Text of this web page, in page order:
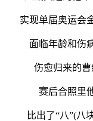
实现单届奥运会
面临年龄和伤
伤愈归来的
赛后合照里
比出了“八”(八